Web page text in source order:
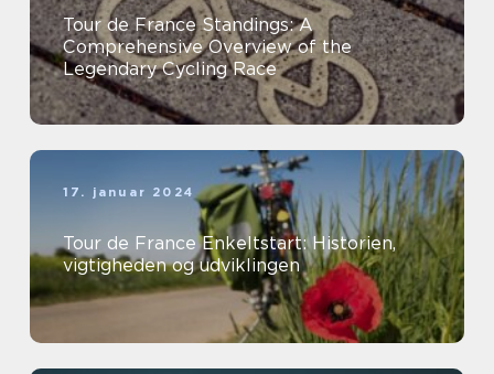
Tour de France Standings: A
Comprehensive Overview of the
Legendary Cycling Race
17. januar 2024
Tour de France Enkeltstart: Historien,
vigtigheden og udviklingen